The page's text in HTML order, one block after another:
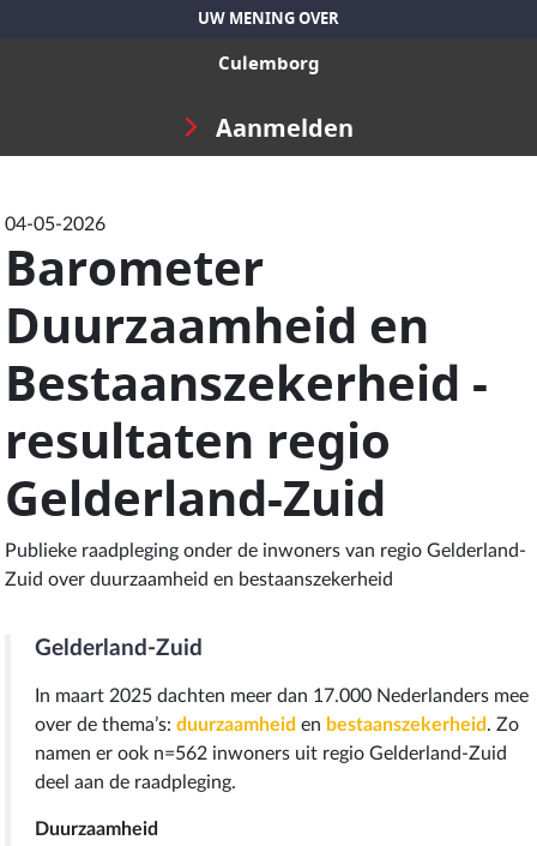
UW MENING OVER
Culemborg
Aanmelden
04-05-2026
Barometer
Duurzaamheid en
Bestaanszekerheid -
resultaten regio
Gelderland-Zuid
Publieke raadpleging onder de inwoners van regio Gelderland-
Zuid over duurzaamheid en bestaanszekerheid
Gelderland-Zuid
In maart 2025 dachten meer dan 17.000 Nederlanders mee
over de thema’s:duurzaamheid en bestaanszekerheid. Zo
namen er ook n=562 inwoners uit regio Gelderland-Zuid
deel aan de raadpleging.
Duurzaamheid